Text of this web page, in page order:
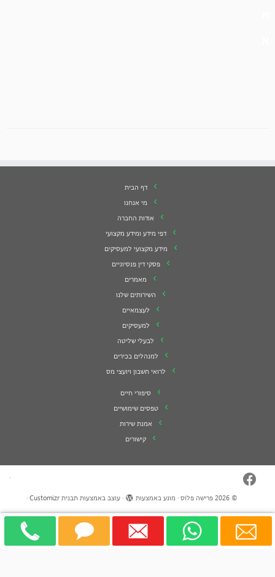
דף הבית
מי אנחנו
אודות החברה
דפי מידע ומידע מקצועי
מידע מקצועי למעסיקים
פסקי דין פנסיוניים
מאמרים
השירותים שלנו
לעצמאיים
למעסיקים
לבעלי שליטה
למנהלים בכירים
לרואי חשבון ויועצי מס
סיפורי חיים
טפסים שימושיים
אמנת שירות
קישורים
·
© 2026 פרישה פלוס· מונע באמצעות · עוצב באמצעות תבנית Customizr ·